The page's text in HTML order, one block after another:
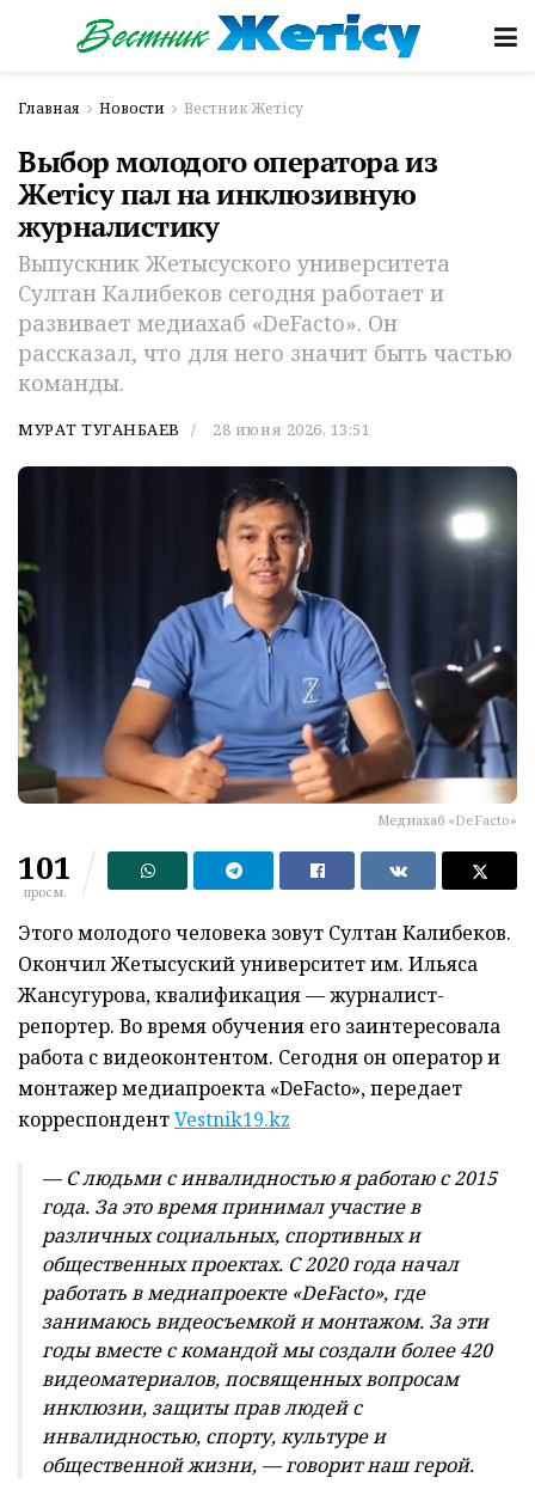
Главная Новости Вестник Жетісу
Выбор молодого оператора из
Жетiсу пал на инклюзивную
журналистику
Выпускник Жетысуского университета
Султан Калибеков сегодня работает и
развивает медиахаб «DeFacto». Он
рассказал, что для него значит быть частью
команды.
МУРАТ ТУГАНБАЕВ 28 июня 2026, 13:51
Медиахаб «DeFacto»
101
просм.
Этого молодого человека зовут Султан Калибеков.
Окончил Жетысуский университет им. Ильяса
Жансугурова, квалификация — журналист-
репортер. Во время обучения его заинтересовала
работа с видеоконтентом. Сегодня он оператор и
монтажер медиапроекта «DeFacto», передает
корреспондентVestnik19.kz
— С людьми с инвалидностью я работаю с 2015
года. За это время принимал участие в
различных социальных, спортивных и
общественных проектах. С 2020 года начал
работать в медиапроекте «DeFacto», где
занимаюсь видеосъемкой и монтажом. За эти
годы вместе с командой мы создали более 420
видеоматериалов, посвященных вопросам
инклюзии, защиты прав людей с
инвалидностью, спорту, культуре и
общественной жизни, — говорит наш герой.